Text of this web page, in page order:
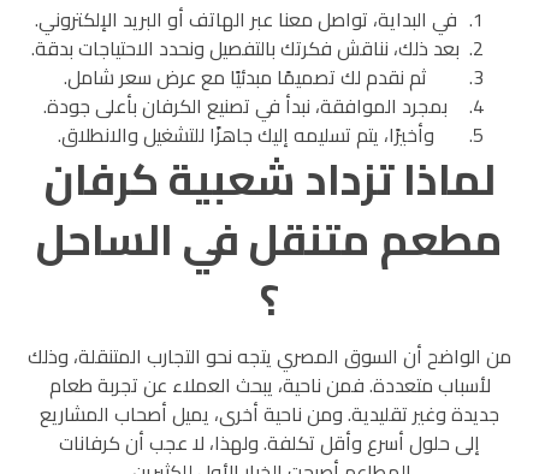
في البداية، تواصل معنا عبر الهاتف أو البريد الإلكتروني.
بعد ذلك، نناقش فكرتك بالتفصيل ونحدد الاحتياجات بدقة.
ثم نقدم لك تصميمًا مبدئيًا مع عرض سعر شامل.
بمجرد الموافقة، نبدأ في تصنيع الكرفان بأعلى جودة.
وأخيرًا، يتم تسليمه إليك جاهزًا للتشغيل والانطلاق.
لماذا تزداد شعبية كرفان
مطعم متنقل في الساحل
؟
من الواضح أن السوق المصري يتجه نحو التجارب المتنقلة، وذلك
لأسباب متعددة. فمن ناحية، يبحث العملاء عن تجربة طعام
جديدة وغير تقليدية. ومن ناحية أخرى، يميل أصحاب المشاريع
إلى حلول أسرع وأقل تكلفة. ولهذا، لا عجب أن كرفانات